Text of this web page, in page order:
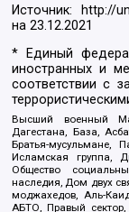
Источник: http://
на23.12.2021
* Единый
иностранных и
соответствии с
Высший военный
Дагестана, База,
Братья-мусульмане,
Исламская группа,
Общество
наследия, Дом двух
моджахедов, Аль-
АБТО, Правый сектор,